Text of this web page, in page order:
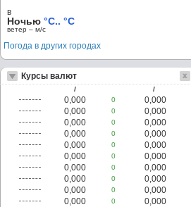
в
Ночью °C.. °C
ветер – м/c
Погода в других городах
Курсы валют
/ /
0,000 0
0,000
0,000
0
0,000
0,000
0
0,000
0,000
0
0,000
0,000
0
0,000
0,000
0
0,000
0,000
0
0,000
0,000
0
0,000
0,000
0
0,000
0,000
0
0,000